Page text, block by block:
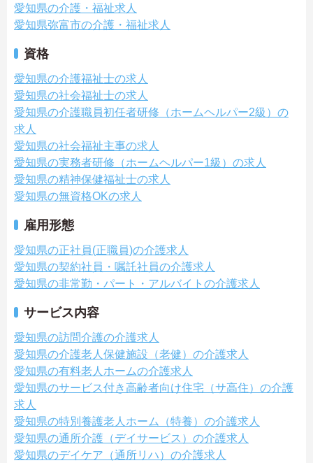
愛知県の介護・福祉求人
愛知県弥富市の介護・福祉求人
資格
愛知県の介護福祉士の求人
愛知県の社会福祉士の求人
愛知県の介護職員初任者研修（ホームヘルパー2級）の
求人
愛知県の社会福祉主事の求人
愛知県の実務者研修（ホームヘルパー1級）の求人
愛知県の精神保健福祉士の求人
愛知県の無資格OKの求人
雇用形態
愛知県の正社員(正職員)の介護求人
愛知県の契約社員・嘱託社員の介護求人
愛知県の非常勤・パート・アルバイトの介護求人
サービス内容
愛知県の訪問介護の介護求人
愛知県の介護老人保健施設（老健）の介護求人
愛知県の有料老人ホームの介護求人
愛知県のサービス付き高齢者向け住宅（サ高住）の介護
求人
愛知県の特別養護老人ホーム（特養）の介護求人
愛知県の通所介護（デイサービス）の介護求人
愛知県のデイケア（通所リハ）の介護求人